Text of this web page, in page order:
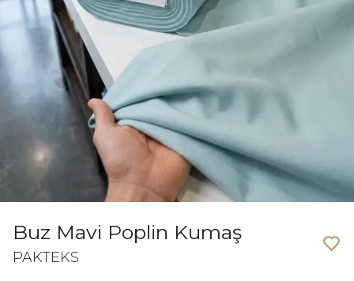
Buz Mavi Poplin Kumaş
PAKTEKS